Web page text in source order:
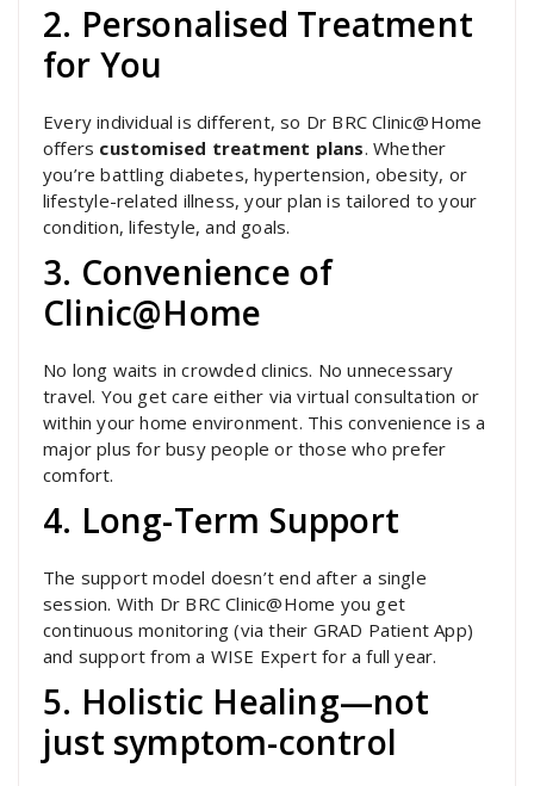
2. Personalised Treatment
for You
Every individual is different, so Dr BRC Clinic@Home
offers customised treatment plans. Whether
you’re battling diabetes, hypertension, obesity, or
lifestyle-related illness, your plan is tailored to your
condition, lifestyle, and goals.
3. Convenience of
Clinic@Home
No long waits in crowded clinics. No unnecessary
travel. You get care either via virtual consultation or
within your home environment. This convenience is a
major plus for busy people or those who prefer
comfort.
4. Long-Term Support
The support model doesn’t end after a single
session. With Dr BRC Clinic@Home you get
continuous monitoring (via their GRAD Patient App)
and support from a WISE Expert for a full year.
5. Holistic Healing—not
just symptom-control